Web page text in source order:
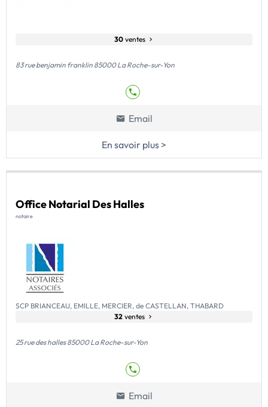
30ventes
83 rue benjamin franklin 85000 La Roche-sur-Yon
Email
En savoir plus >
Office Notarial Des Halles
notaire
SCP BRIANCEAU, EMILLE, MERCIER, de CASTELLAN, THABARD
32 ventes
25 rue des halles 85000 La Roche-sur-Yon
Email